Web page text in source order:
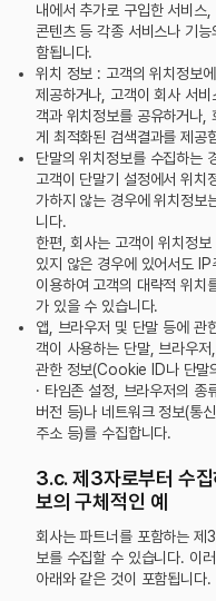
내에서 추가로 구입한 서비스,
콘텐츠 등 각종 서비스나 기
함됩니다.
위치 정보 : 고객의 위치정보
제공하거나, 고객이 회사 서
객과 위치정보를 공유하거나,
게 최적화된 검색결과를 제공
단말의 위치정보를 수집하는
고객이 단말기 설정에서 위치
가하지 않는 경우에 위치정보
니다.
한편, 회사는 고객이 위치정
있지 않은 경우에 있어서도
이용하여 고객의 대략적 위치
가 있을 수 있습니다.
앱, 브라우저 및 단말 등에 관
객이 사용하는 단말, 브라우저
관한 정보(Cookie ID나 단말
· 타임존 설정, 브라우저의 종
버전 등)나 네트워크 정보(통
주소 등)를 수집합니다.
3.c. 제3자로부터 수집
보의 구체적인 예
회사는 파트너를 포함하는 제
보를 수집할 수 있습니다. 이
아래와 같은 것이 포함됩니다.